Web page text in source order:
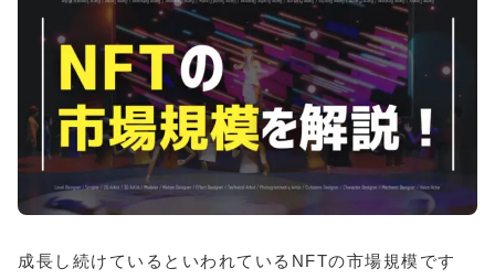
成長し続けているといわれているNFTの市場規模です